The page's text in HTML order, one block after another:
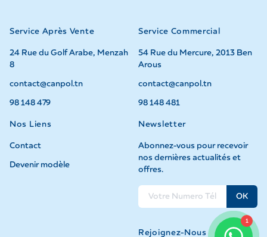
1
Service Après Vente
24 Rue du Golf Arabe, Menzah
8
contact@canpol.tn
98 148 479
Service Commercial
54 Rue du Mercure, 2013 Ben
Arous
contact@canpol.tn
98 148 481
Nos Liens
Contact
Devenir modèle
Newsletter
Abonnez-vous pour recevoir
nos dernières actualités et
offres.
OK
Rejoignez-Nous